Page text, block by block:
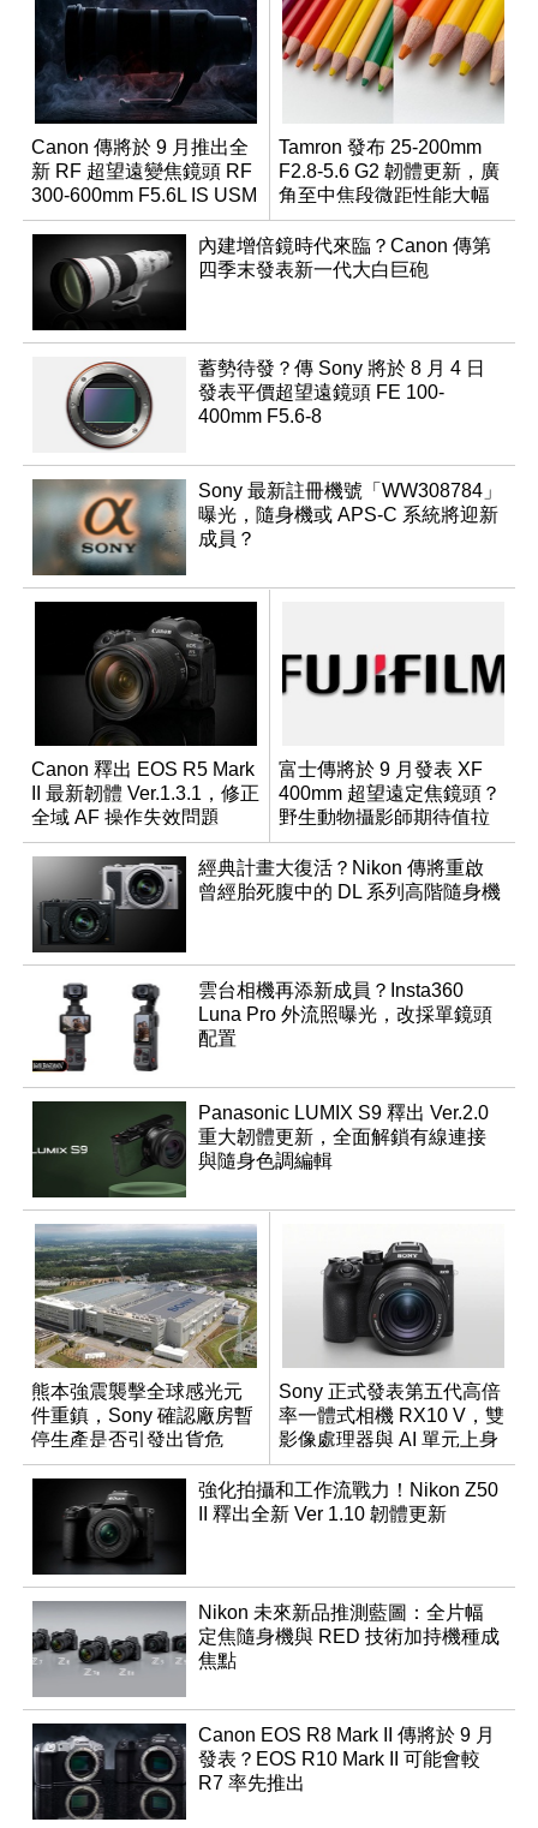
Canon 傳將於 9 月推出全
新 RF 超望遠變焦鏡頭 RF
300-600mm F5.6L IS USM
Tamron 發布 25-200mm
F2.8-5.6 G2 韌體更新，廣
角至中焦段微距性能大幅
升級
內建增倍鏡時代來臨？Canon 傳第
四季末發表新一代大白巨砲
蓄勢待發？傳 Sony 將於 8 月 4 日
發表平價超望遠鏡頭 FE 100-
400mm F5.6-8
Sony 最新註冊機號「WW308784」
曝光，隨身機或 APS-C 系統將迎新
成員？
Canon 釋出 EOS R5 Mark
II 最新韌體 Ver.1.3.1，修正
全域 AF 操作失效問題
富士傳將於 9 月發表 XF
400mm 超望遠定焦鏡頭？
野生動物攝影師期待值拉
滿
經典計畫大復活？Nikon 傳將重啟
曾經胎死腹中的 DL 系列高階隨身機
雲台相機再添新成員？Insta360
Luna Pro 外流照曝光，改採單鏡頭
配置
Panasonic LUMIX S9 釋出 Ver.2.0
重大韌體更新，全面解鎖有線連接
與隨身色調編輯
熊本強震襲擊全球感光元
件重鎮，Sony 確認廠房暫
停生產是否引發出貨危
機？
Sony 正式發表第五代高倍
率一體式相機 RX10 V，雙
影像處理器與 AI 單元上身
強化拍攝和工作流戰力！Nikon Z50
II 釋出全新 Ver 1.10 韌體更新
Nikon 未來新品推測藍圖：全片幅
定焦隨身機與 RED 技術加持機種成
焦點
Canon EOS R8 Mark II 傳將於 9 月
發表？EOS R10 Mark II 可能會較
R7 率先推出